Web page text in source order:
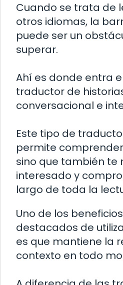
Cuando se trata de
otros idiomas, la
puede ser un
superar.
Ahí es donde entra
traductor de
conversacional e
Este tipo de
permite
sino que también te
interesado y
largo de toda la
Uno de los
destacados de
es que mantiene la
contexto en todo